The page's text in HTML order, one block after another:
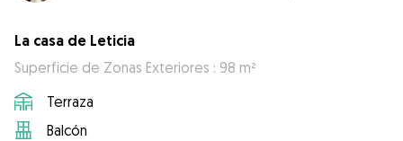
La casa de Leticia
Superficie de Zonas Exteriores : 98 m²
Terraza
Balcón